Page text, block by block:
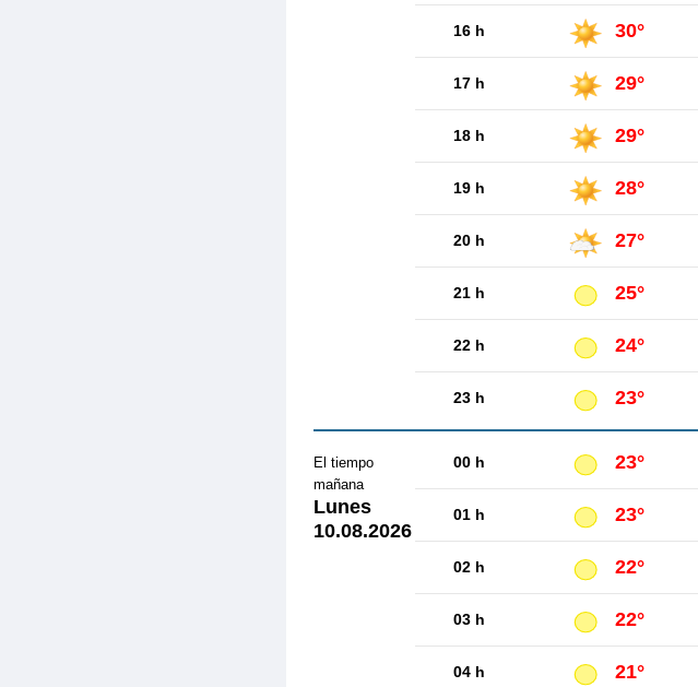
16 h 30°
17 h 29°
18 h 29°
19 h 28°
20 h 27°
21 h 25°
22 h 24°
23 h 23°
El tiempo
mañana
Lunes
10.08.2026
00 h 23°
01 h 23°
02 h 22°
03 h 22°
04 h 21°